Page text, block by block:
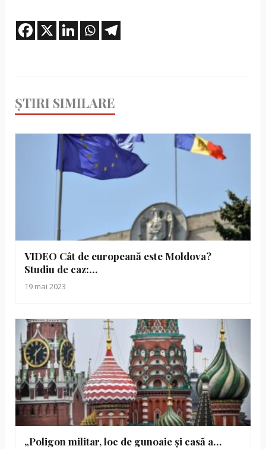
ȘTIRI SIMILARE
VIDEO Cât de europeană este Moldova?
Studiu de caz:…
19 mai 2023
„Poligon militar, loc de gunoaie și casă a…